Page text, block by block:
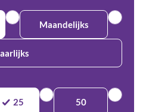
Maandelijks
25 50